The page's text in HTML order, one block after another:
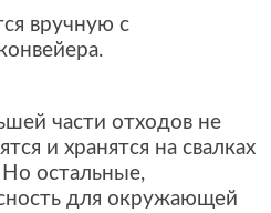
вручную с
части отходов не
и хранятся на свалках
Но остальные,
для окружающей